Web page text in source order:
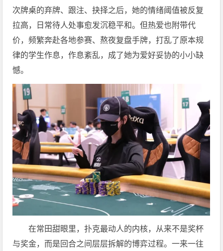
次牌桌的弃牌、跟注、抉择之后，她的情绪阈值被反复
拉高，日常待人处事愈发沉稳平和。但热爱也附带代
价，频繁奔赴各地参赛、熬夜复盘手牌，打乱了原本规
律的学生作息，作息紊乱，成了她为爱好妥协的小小缺
憾。
在常田甜眼里，扑克最动人的内核，从来不是奖杯
与奖金，而是回合之间层层拆解的博弈过程。一来一往